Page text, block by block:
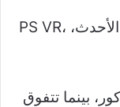
Meta Quest والإصدارات الأحدث، PS VR،
بينما تتفوق